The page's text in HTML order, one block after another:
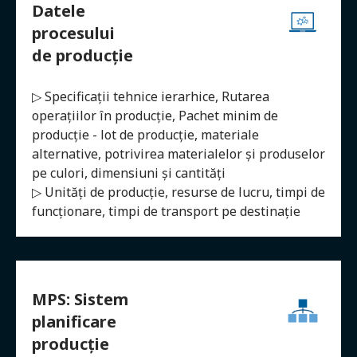
Datele
procesului
de producție
▷ Specificații tehnice ierarhice, Rutarea
operațiilor în producție, Pachet minim de
producție - lot de producție, materiale
alternative, potrivirea materialelor și produselor
pe culori, dimensiuni și cantități
▷ Unități de producție, resurse de lucru, timpi de
funcționare, timpi de transport pe destinație
MPS: Sistem
planificare
producție